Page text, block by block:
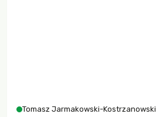
Tomasz Jarmakowski-Kostrzanowski